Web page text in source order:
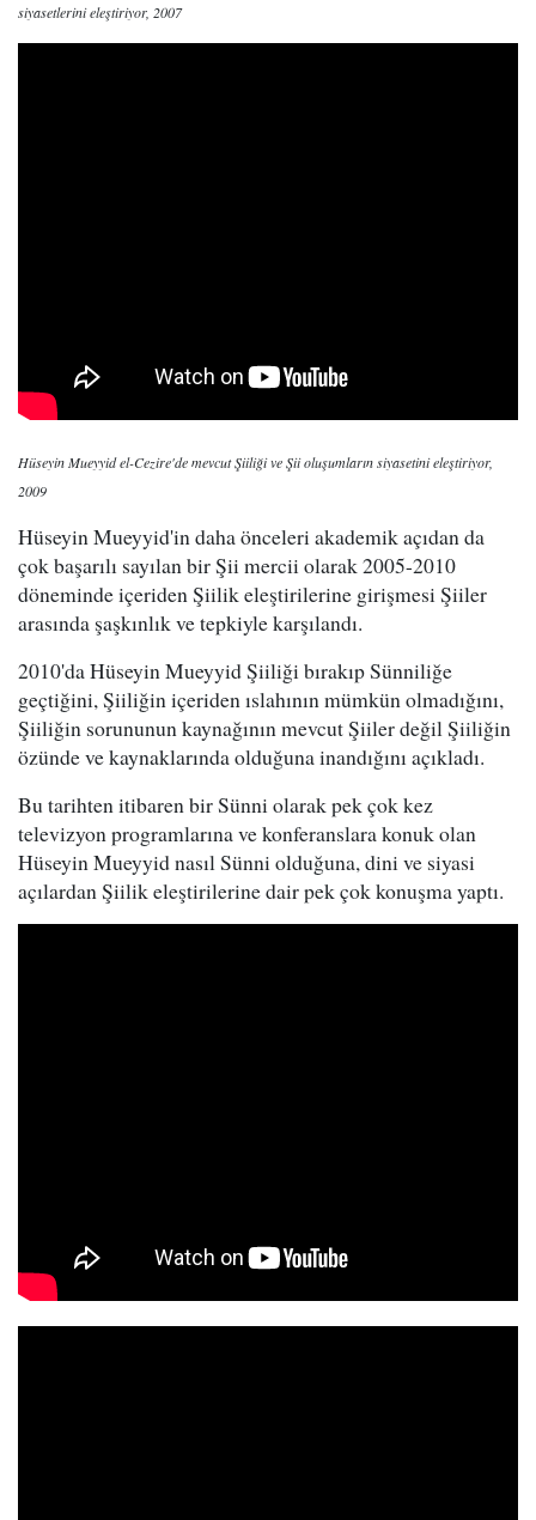
siyasetlerini eleştiriyor, 2007
Hüseyin Mueyyid el-Cezire'de mevcut Şiiliği ve Şii oluşumların siyasetini eleştiriyor,
2009
Hüseyin Mueyyid'in daha önceleri akademik açıdan da
çok başarılı sayılan bir Şii mercii olarak 2005-2010
döneminde içeriden Şiilik eleştirilerine girişmesi Şiiler
arasında şaşkınlık ve tepkiyle karşılandı.
2010'da Hüseyin Mueyyid Şiiliği bırakıp Sünniliğe
geçtiğini, Şiiliğin içeriden ıslahının mümkün olmadığını,
Şiiliğin sorununun kaynağının mevcut Şiiler değil Şiiliğin
özünde ve kaynaklarında olduğuna inandığını açıkladı.
Bu tarihten itibaren bir Sünni olarak pek çok kez
televizyon programlarına ve konferanslara konuk olan
Hüseyin Mueyyid nasıl Sünni olduğuna, dini ve siyasi
açılardan Şiilik eleştirilerine dair pek çok konuşma yaptı.